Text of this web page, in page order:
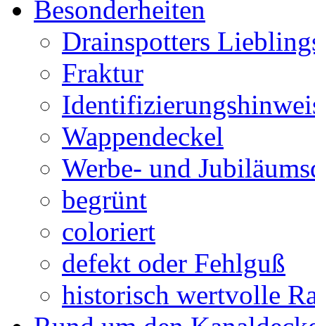
Besonderheiten
Drainspotters
Fraktur
Wappendeckel
Werbe- und
begrünt
coloriert
defekt oder Fehlguß
historisch wertvolle